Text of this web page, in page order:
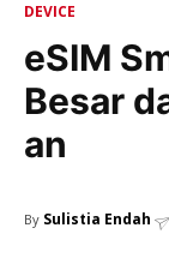
DEVICE
eSIM
Besar
an
By Sulistia Endah